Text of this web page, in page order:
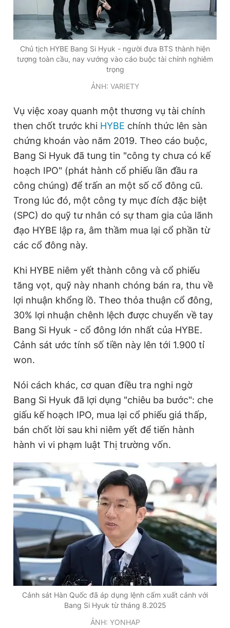
Giấy phép xuất bản số 110/GP - BTTTT cấp ngày 24.3.2020
© 2003-2026 Bản quyền thuộc về Báo Thanh Niên. Cấm sao
chép dưới mọi hình thức nếu không có sự chấp thuận bằng văn
bản. Phát triển bởi ePi Technologies, JSC.
Chủ tịch HYBE Bang Si Hyuk - người đưa BTS thành hiện
tượng toàn cầu, nay vướng vào cáo buộc tài chính nghiêm
trọng
ẢNH: VARIETY
Vụ việc xoay quanh một thương vụ tài chính
then chốt trước khi HYBE chính thức lên sàn
chứng khoán vào năm 2019. Theo cáo buộc,
Bang Si Hyuk đã tung tin "công ty chưa có kế
hoạch IPO" (phát hành cổ phiếu lần đầu ra
công chúng) để trấn an một số cổ đông cũ.
Trong lúc đó, một công ty mục đích đặc biệt
(SPC) do quỹ tư nhân có sự tham gia của lãnh
đạo HYBE lập ra, âm thầm mua lại cổ phần từ
các cổ đông này.
Khi HYBE niêm yết thành công và cổ phiếu
tăng vọt, quỹ này nhanh chóng bán ra, thu về
lợi nhuận khổng lồ. Theo thỏa thuận cổ đông,
30% lợi nhuận chênh lệch được chuyển về tay
Bang Si Hyuk - cổ đông lớn nhất của HYBE.
Cảnh sát ước tính số tiền này lên tới 1.900 tỉ
won.
Nói cách khác, cơ quan điều tra nghi ngờ
Bang Si Hyuk đã lợi dụng "chiêu ba bước": che
giấu kế hoạch IPO, mua lại cổ phiếu giá thấp,
bán chốt lời sau khi niêm yết để tiến hành
hành vi vi phạm luật Thị trường vốn.
Cảnh sát Hàn Quốc đã áp dụng lệnh cấm xuất cảnh với
Bang Si Hyuk từ tháng 8.2025
ẢNH: YONHAP